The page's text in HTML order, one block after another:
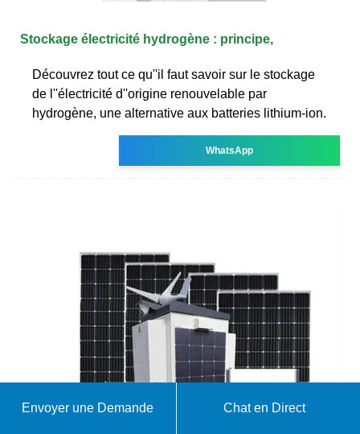
Stockage électricité hydrogène : principe,
Découvrez tout ce qu''il faut savoir sur le stockage
de l''électricité d''origine renouvelable par
hydrogène, une alternative aux batteries lithium-ion.
WhatsApp
Envoyer une Demande Chat en Direct